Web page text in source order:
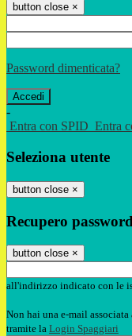
button close ×
Password dimenticata?
-
Entra con SPID Entra
Seleziona utente
button close ×
Recupero password
button close ×
all'indirizzo indicato con le
Non hai una e-mail
tramite la Login Spaggiari